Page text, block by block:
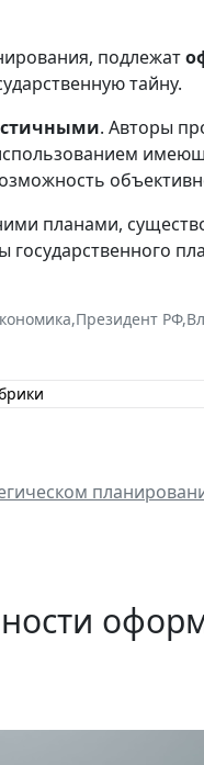
подлежат
тайну.
. Авторы
планами,
,Президент РФ,